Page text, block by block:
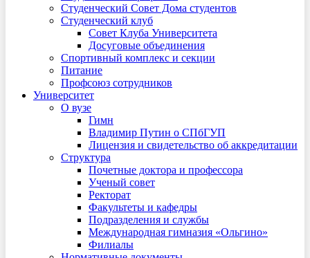
Студенческий Совет Дома студентов
Студенческий клуб
Совет Клуба Университета
Досуговые объединения
Спортивный комплекс и секции
Питание
Профсоюз сотрудников
Университет
О вузе
Гимн
Владимир Путин о СПбГУП
Лицензия и свидетельство об аккредитации
Структура
Почетные доктора и профессора
Ученый совет
Ректорат
Факультеты и кафедры
Подразделения и службы
Международная гимназия «Ольгино»
Филиалы